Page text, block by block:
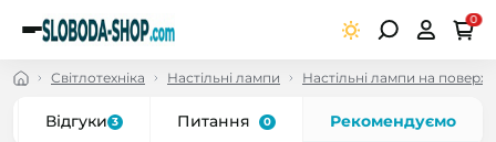
0
Світлотехніка Настільні лампи Настільні лампи на
Відгуки 3 Питання 0 Рекомендуємо